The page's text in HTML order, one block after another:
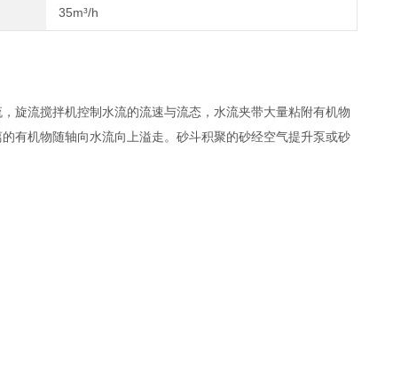
35m³/h
旋流搅拌机控制水流的流速与流态，水流夹带大量粘附有机物
有机物随轴向水流向上溢走。砂斗积聚的砂经空气提升泵或砂